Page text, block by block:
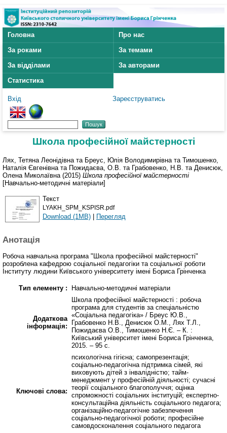
Головна
Про нас
За роками
За темами
За відділами
За авторами
Статистика
Вхід Зареєструватись
Школа професійної майстерності
Лях, Тетяна Леонідівна та Бреус, Юлія Володимирівна та Тимошенко,
Наталія Євгенівна та Пожидаєва, О.В. та Грабовенко, Н.В. та Денисюк,
Олена Миколаївна (2015) Школа професійної майстерності
[Навчально-методичні матеріали]
Текст
LYAKH_SPM_KSPISR.pdf
Download (1MB) | Перегляд
Анотація
Робоча навчальна програма "Школа професійної майстерності"
розроблена кафедрою соціальної педагогіки та соціальної роботи
Інституту людини Київського університету імені Бориса Грінченка
Тип елементу : Навчально-методичні матеріали
Додаткова
інформація:
Школа професійної майстерності : робоча
програма для студентів за спеціальністю
«Соціальна педагогіка» / Бреус Ю.В.,
Грабовенко Н.В., Денисюк О.М., Лях Т.Л.,
Пожидаєва О.В., Тимошенко Н.Є. – К. :
Київський університет імені Бориса Грінченка,
2015. – 95 с.
Ключові слова:
психологічна гігієна; самопрезентація;
соціально-педагогічна підтримка сімей, які
виховують дітей з інвалідністю; тайм-
менеджмент у професійній діяльності; сучасні
теорії соціального благополуччя; оцінка
спроможності соціальних інституцій; експертно-
консультаційна діяльність соціального педагога;
організаційно-педагогічне забезпечення
соціально-педагогічної роботи; професійне
самовдосконалення соціального педагога